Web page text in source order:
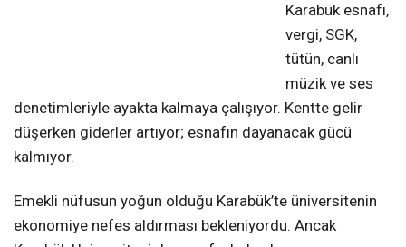
Karabük esnafı,
vergi, SGK,
tütün, canlı
müzik ve ses
denetimleriyle ayakta kalmaya çalışıyor. Kentte gelir
düşerken giderler artıyor; esnafın dayanacak gücü
kalmıyor.
Emekli nüfusun yoğun olduğu Karabük’te üniversitenin
ekonomiye nefes aldırması bekleniyordu. Ancak